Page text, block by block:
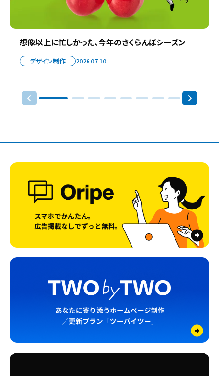
想像以上に忙しかった、今年のさくらんぼシーズン
デザイン制作 2026.07.10